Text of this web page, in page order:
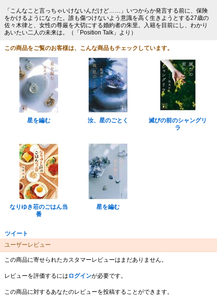
「こんなこと言っちゃいけないんだけど……」いつからか発言する前に、保険
をかけるようになった。誰も傷つけないよう意識を高く生きようとする27歳の
佐々木律と、女性の尊厳を大切にする婚約者の朱里。入籍を目前にし、わかり
あいたい二人の未来は。（「Position Talk」より）
この商品をご覧のお客様は、こんな商品もチェックしています。
星を編む 汝、星のごとく
滅びの前のシャングリ
ラ
なりゆき荘のごはん当
番
星を編む
ツイート
ユーザーレビュー
この商品に寄せられたカスタマーレビューはまだありません。
レビューを評価するには ログインが必要です。
この商品に対するあなたのレビューを投稿することができます。